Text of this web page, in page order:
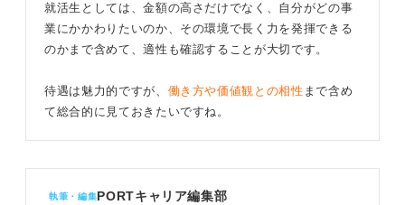
就活生としては、金額の高さだけでなく、自分がどの事
業にかかわりたいのか、その環境で長く力を発揮できる
のかまで含めて、適性も確認することが大切です。
待遇は魅力的ですが、 働き方や価値観との相性 まで含め
て総合的に見ておきたいですね。
執筆・編集PORTキャリア編集部